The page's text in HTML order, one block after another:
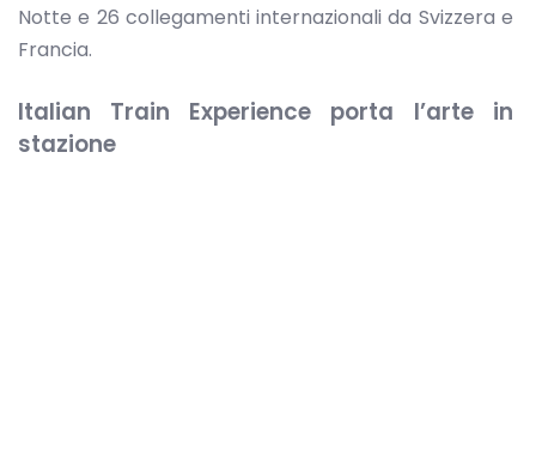
Notte e 26 collegamenti internazionali da Svizzera e
Francia.
Italian Train Experience porta l’arte in
stazione